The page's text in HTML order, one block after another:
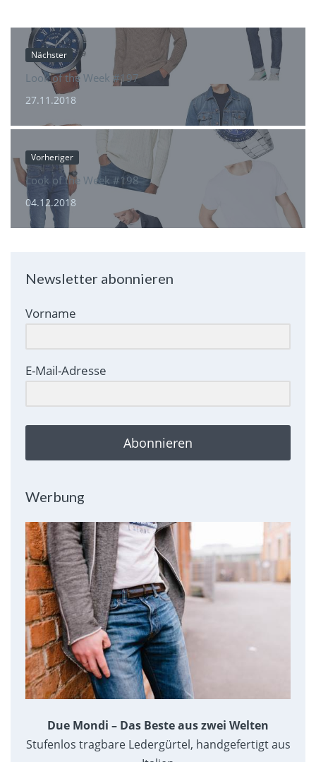
Nächster
Look of the Week #197
27.11.2018
Vorheriger
Look of the Week #198
04.12.2018
Newsletter abonnieren
Vorname
E-Mail-Adresse
Abonnieren
Werbung
Due Mondi – Das Beste aus zwei Welten
Stufenlos tragbare Ledergürtel, handgefertigt aus